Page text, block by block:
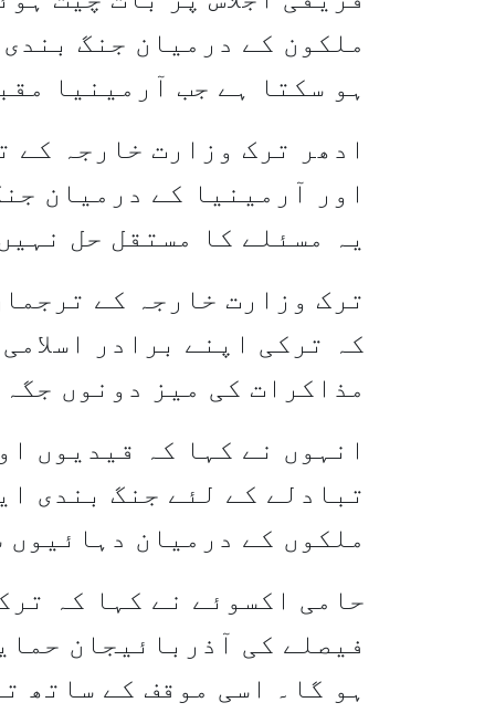
ملکون کے درمیان جنگ
ہو سکتا ہے جب آرمینیا
ادھر ترک وزارت خارجہ کے
اور آرمینیا کے درمیان
یہ مسئلے کا مستقل حل
ترک وزارت خارجہ کے
کہ ترکی اپنے برادر
مذاکرات کی میز دونوں
انہوں نے کہا کہ قیدیوں
تبادلے کے لئے جنگ بندی
ملکوں کے درمیان
حامی اکسوئے نے کہا کہ
فیصلے کی آذربائیجان
ہو گا۔ اسی موقف کے ساتھ